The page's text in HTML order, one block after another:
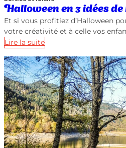
Halloween en 3 idées
Et si vous profitiez d’Halloween
votre créativité et à celle vos
Lire la suite